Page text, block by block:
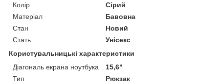
Колір
Сірий
Матеріал
Бавовна
Стан
Новий
Стать
Унісекс
Користувальницькі характеристики
Діагональ екрана ноутбука
15,6"
Тип
Рюкзак